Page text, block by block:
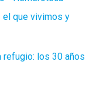
el que vivimos y
refugio: los 30 años